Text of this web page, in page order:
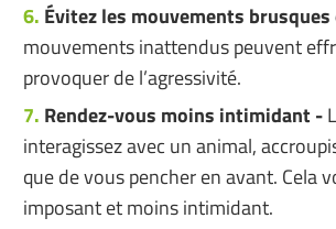
Évitez les mouvements
mouvements inattendus peuvent
provoquer de l’agressivité.
Rendez-vous moins intimidant -
interagissez avec un animal,
que de vous pencher en avant. Cela
imposant et moins intimidant.